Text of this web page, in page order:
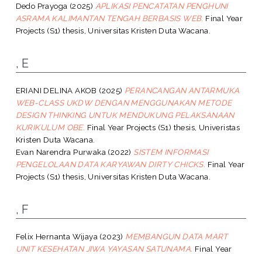
Dedo Prayoga (2025) APLIKASI PENCATATAN PENGHUNI
ASRAMA KALIMANTAN TENGAH BERBASIS WEB. Final Year
Projects (S1) thesis, Universitas Kristen Duta Wacana.
, E
ERIANI DELINA AKOB (2025) PERANCANGAN ANTARMUKA
WEB-CLASS UKDW DENGAN MENGGUNAKAN METODE
DESIGN THINKING UNTUK MENDUKUNG PELAKSANAAN
KURIKULUM OBE. Final Year Projects (S1) thesis, Univeristas
Kristen Duta Wacana.
Evan Narendra Purwaka (2022) SISTEM INFORMASI
PENGELOLAAN DATA KARYAWAN DIRTY CHICKS. Final Year
Projects (S1) thesis, Universitas Kristen Duta Wacana.
, F
Felix Hernanta Wijaya (2023) MEMBANGUN DATA MART
UNIT KESEHATAN JIWA YAYASAN SATUNAMA. Final Year